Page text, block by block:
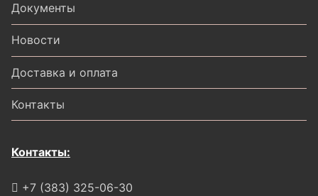
Документы
Новости
Доставка и оплата
Контакты
Контакты:
+7 (383) 325-06-30